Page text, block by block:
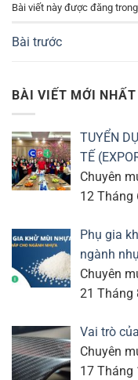
Bài viết này được đăng
Bài trước
BÀI VIẾT MỚI NHẤT
TUYỂN
TẾ
Chuyên
12 Tháng
Phụ gia
ngành
Chuyên
21 Tháng
Vai trò
Chuyên
17 Tháng